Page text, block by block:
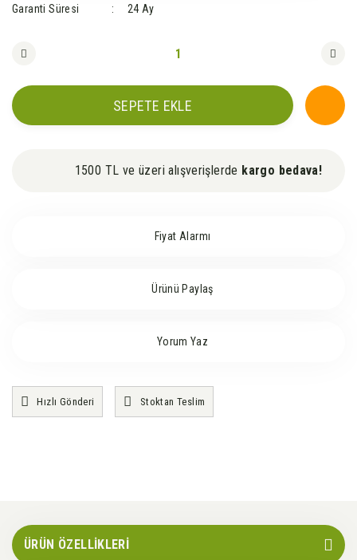
Garanti Süresi
24 Ay
SEPETE EKLE
1500 TL ve üzeri alışverişlerde kargo bedava!
Fiyat Alarmı
Ürünü Paylaş
Yorum Yaz
Hızlı Gönderi Stoktan Teslim
ÜRÜN ÖZELLİKLERİ